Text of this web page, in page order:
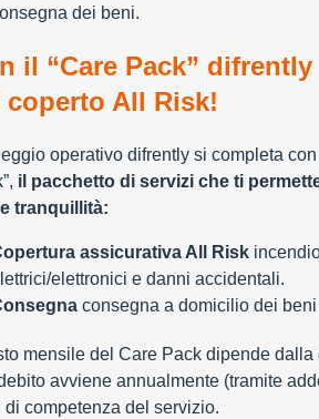
dei beni.
il “Care Pack” difrently
coperto All Risk!
operativo difrently si completa
il pacchetto di servizi che ti
tranquillità:
assicurativa All Risk
elettronici e danni accidentali.
consegna a domicilio dei beni
mensile del Care Pack dipende
avviene annualmente (tramite
di competenza del servizio.